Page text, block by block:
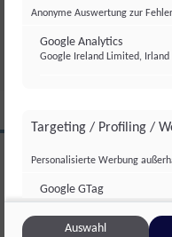
CLIPS AUS
Salzburg Magazin
Anonyme Auswertung zur
Google Analytics
Google Ireland Limited, Irland
Targeting / Profiling /
Personalisierte Werbung
Google GTag
Google Ireland Limited, Irland
Auswahl